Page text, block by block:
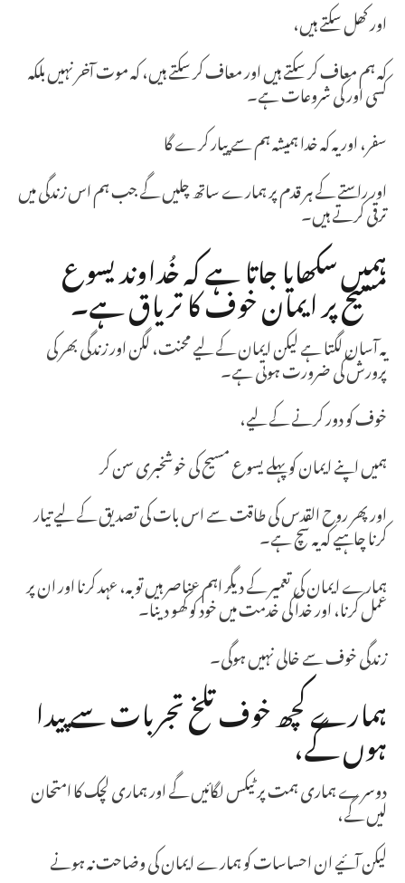
اور کھل سکتے ہیں،
کہ ہم معاف کر سکتے ہیں اور معاف کر سکتے ہیں، کہ موت آخر نہیں بلکہ
کسی اور کی شروعات ہے۔
سفر، اور یہ کہ خدا ہمیشہ ہم سے پیار کرے گا
اور راستے کے ہر قدم پر ہمارے ساتھ چلیں گے جب ہم اس زندگی میں
ترقی کرتے ہیں۔
ہمیں سکھایا جاتا ہے کہ خُداوند یسوع
مسیح پر ایمان خوف کا تریاق ہے۔
یہ آسان لگتا ہے لیکن ایمان کے لیے محنت، لگن اور زندگی بھر کی
پرورش کی ضرورت ہوتی ہے۔
خوف کو دور کرنے کے لیے،
ہمیں اپنے ایمان کو پہلے یسوع مسیح کی خوشخبری سن کر
اور پھر روح القدس کی طاقت سے اس بات کی تصدیق کے لیے تیار
کرنا چاہیے کہ یہ سچ ہے۔
ہمارے ایمان کی تعمیر کے دیگر اہم عناصر ہیں توبہ، عہد کرنا اور ان پر
عمل کرنا، اور خدا کی خدمت میں خود کو کھو دینا۔
زندگی خوف سے خالی نہیں ہوگی۔
ہمارے کچھ خوف تلخ تجربات سے پیدا
ہوں گے،
دوسرے ہماری ہمت پر ٹیکس لگائیں گے اور ہماری لچک کا امتحان
لیں گے،
لیکن آئیے ان احساسات کو ہمارے ایمان کی وضاحت نہ ہونے